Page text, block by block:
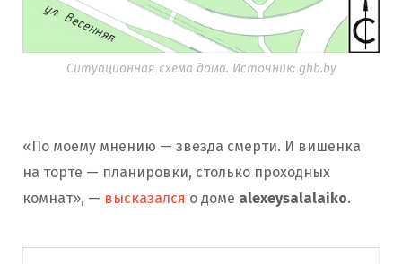
Ситуационная схема дома. Источник: ghb.by
«По моему мнению — звезда смерти. И вишенка
на торте — планировки, столько проходных
комнат», — высказался о доме alexeysalalaiko.